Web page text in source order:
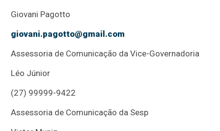
Giovani Pagotto
giovani.pagotto@gmail.com
Assessoria de Comunicação da Vice-Governadoria
Léo Júnior
(27) 99999-9422
Assessoria de Comunicação da Sesp